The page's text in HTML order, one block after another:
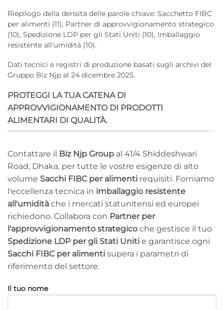
Riepilogo della densità delle parole chiave: Sacchetto FIBC
per alimenti (11), Partner di approvvigionamento strategico
(10), Spedizione LDP per gli Stati Uniti (10), Imballaggio
resistente all'umidità (10).
Dati tecnici e registri di produzione basati sugli archivi del
Gruppo Biz Njp al 24 dicembre 2025.
PROTEGGI LA TUA CATENA DI
APPROVVIGIONAMENTO DI PRODOTTI
ALIMENTARI DI QUALITÀ.
Contattare il Biz Njp Group al 41/4 Shiddeshwari
Road, Dhaka, per tutte le vostre esigenze di alto
volume Sacchi FIBC per alimenti requisiti. Forniamo
l'eccellenza tecnica in imballaggio resistente
all'umidità che i mercati statunitensi ed europei
richiedono. Collabora con Partner per
l'approvvigionamento strategico che gestisce il tuo
Spedizione LDP per gli Stati Uniti e garantisce ogni
Sacchi FIBC per alimenti supera i parametri di
riferimento del settore.
Il tuo nome